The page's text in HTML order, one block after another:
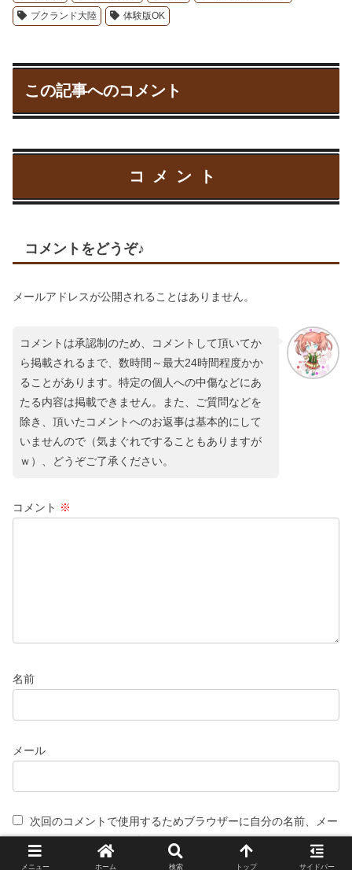
プクランド大陸 体験版OK
この記事へのコメント
コメント
コメントをどうぞ♪
メールアドレスが公開されることはありません。
コメントは承認制のため、コメントして頂いてか
ら掲載されるまで、数時間～最大24時間程度かか
ることがあります。特定の個人への中傷などにあ
たる内容は掲載できません。また、ご質問などを
除き、頂いたコメントへのお返事は基本的にして
いませんので（気まぐれですることもありますが
ｗ）、どうぞご了承ください。
コメント ※
名前
メール
次回のコメントで使用するためブラウザーに自分の名前、メー
ルアドレス、サイトを保存する。
メニュー ホーム 検索 トップ サイドバー